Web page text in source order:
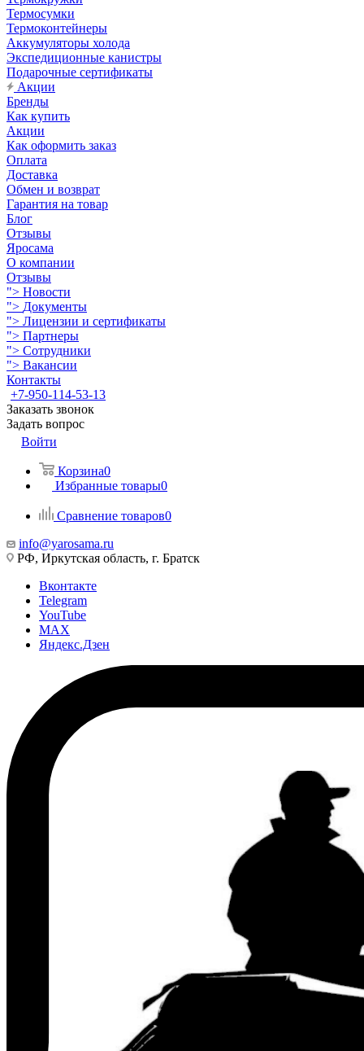
Термосумки
Термоконтейнеры
Аккумуляторы холода
Экспедиционные канистры
Подарочные сертификаты
Акции
Бренды
Как купить
Акции
Как оформить заказ
Оплата
Доставка
Обмен и возврат
Гарантия на товар
Блог
Отзывы
Яросама
О компании
Отзывы
"> Новости
"> Документы
"> Лицензии и сертификаты
"> Партнеры
"> Сотрудники
"> Вакансии
Контакты
+7-950-114-53-13
Заказать звонок
Задать вопрос
Войти
Корзина0
Избранные товары0
Сравнение товаров0
info@yarosama.ru
РФ, Иркутская область, г. Братск
Вконтакте
Telegram
YouTube
MAX
Яндекс.Дзен